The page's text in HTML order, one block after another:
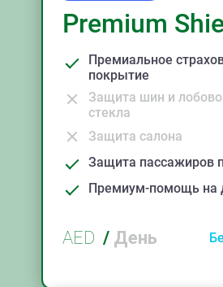
Premium
Премиальное
покрытие
Защита шин и
стекла
Защита салона
Защита пассажиров
Премиум-помощь на
AED / День